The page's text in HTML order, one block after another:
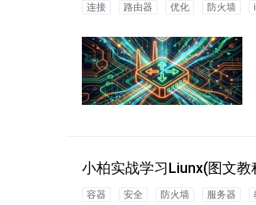
连接 路由器 优化 防火墙
小柏实战学习Liunx(图文教
容器 安全 防火墙 服务器